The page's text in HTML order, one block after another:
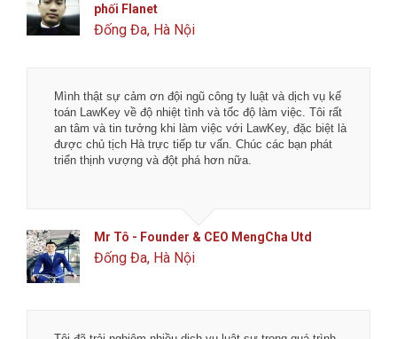
phối Flanet
Đống Đa, Hà Nội
Mình thật sự cảm ơn đội ngũ công ty luật và dịch vụ kế
toán LawKey về độ nhiệt tình và tốc độ làm việc. Tôi rất
an tâm và tin tưởng khi làm việc với LawKey, đặc biệt là
được chủ tịch Hà trực tiếp tư vấn. Chúc các bạn phát
triển thịnh vượng và đột phá hơn nữa.
Mr Tô - Founder & CEO MengCha Utd
Đống Đa, Hà Nội